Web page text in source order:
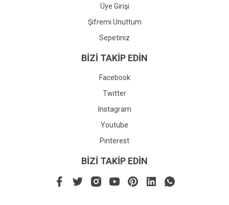
Üye Girişi
Şifremi Unuttum
Sepetiniz
BİZİ TAKİP EDİN
Facebook
Twitter
Instagram
Youtube
Pinterest
BİZİ TAKİP EDİN